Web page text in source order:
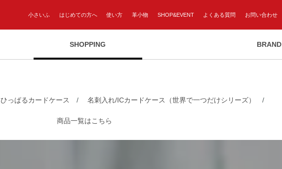
小さいふ はじめての方へ 使い方 革小物 SHOP&EVENT よくある質問 お問い合わせ
SHOPPING BRAND
ひっぱるカードケース / 名刺入れ/ICカードケース（世界で一つだけシリーズ） /
商品一覧はこちら